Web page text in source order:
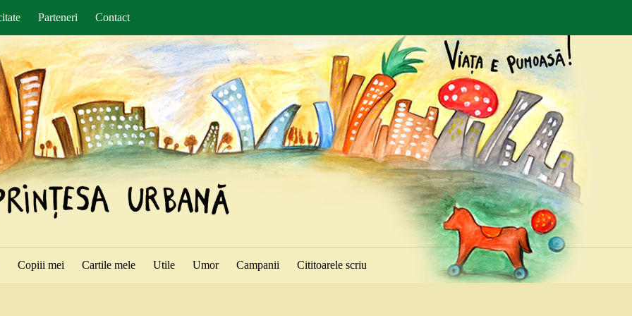
Parteneri Contact
Copiii mei Cartile mele Utile Umor Campanii Cititoarele scriu